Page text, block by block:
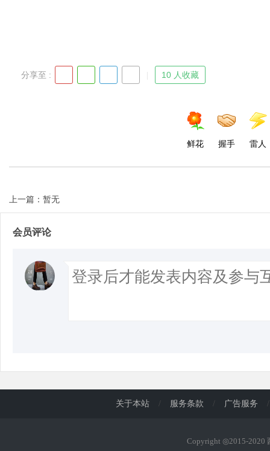
d
分享至 : 10 人收藏
鲜花 握手 雷人
上一篇：暂无
会员评论
关于本站 / 服务条款 / 广告服务 /
Copyright ◎2015-2020